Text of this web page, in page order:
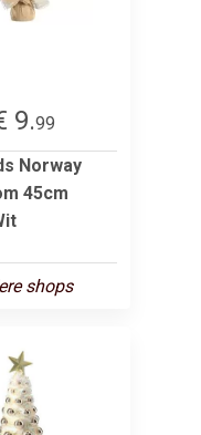
9.99
Norway
45cm
shops